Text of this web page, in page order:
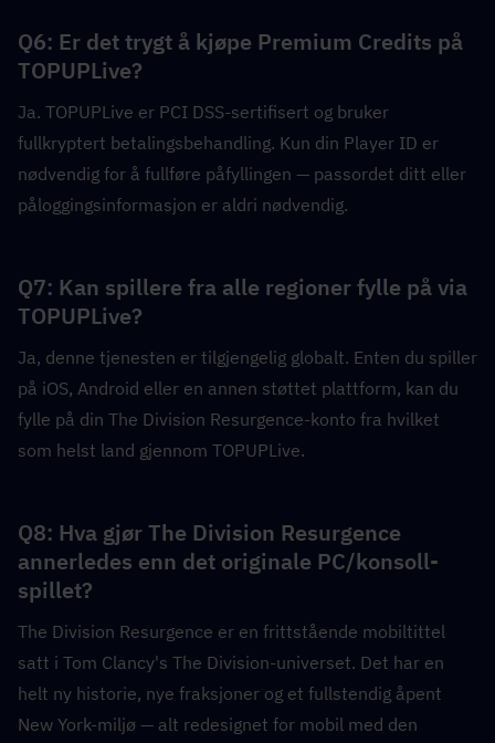
Q6: Er det trygt å kjøpe Premium Credits på
TOPUPLive?
Ja. TOPUPLive er PCI DSS-sertifisert og bruker
fullkryptert betalingsbehandling. Kun din Player ID er
nødvendig for å fullføre påfyllingen — passordet ditt eller
påloggingsinformasjon er aldri nødvendig.
Q7: Kan spillere fra alle regioner fylle på via
TOPUPLive?
Ja, denne tjenesten er tilgjengelig globalt. Enten du spiller
på iOS, Android eller en annen støttet plattform, kan du
fylle på din The Division Resurgence-konto fra hvilket
som helst land gjennom TOPUPLive.
Q8: Hva gjør The Division Resurgence
annerledes enn det originale PC/konsoll-
spillet?
The Division Resurgence er en frittstående mobiltittel
satt i Tom Clancy's The Division-universet. Det har en
helt ny historie, nye fraksjoner og et fullstendig åpent
New York-miljø — alt redesignet for mobil med den